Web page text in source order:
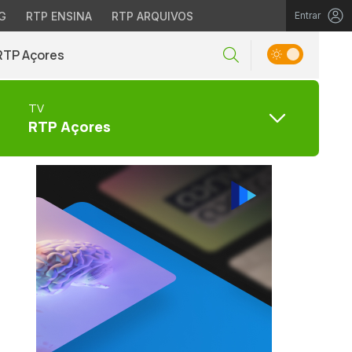
RTP ENSINA RTP ARQUIVOS Entrar
Açores
TV
RTP Açores